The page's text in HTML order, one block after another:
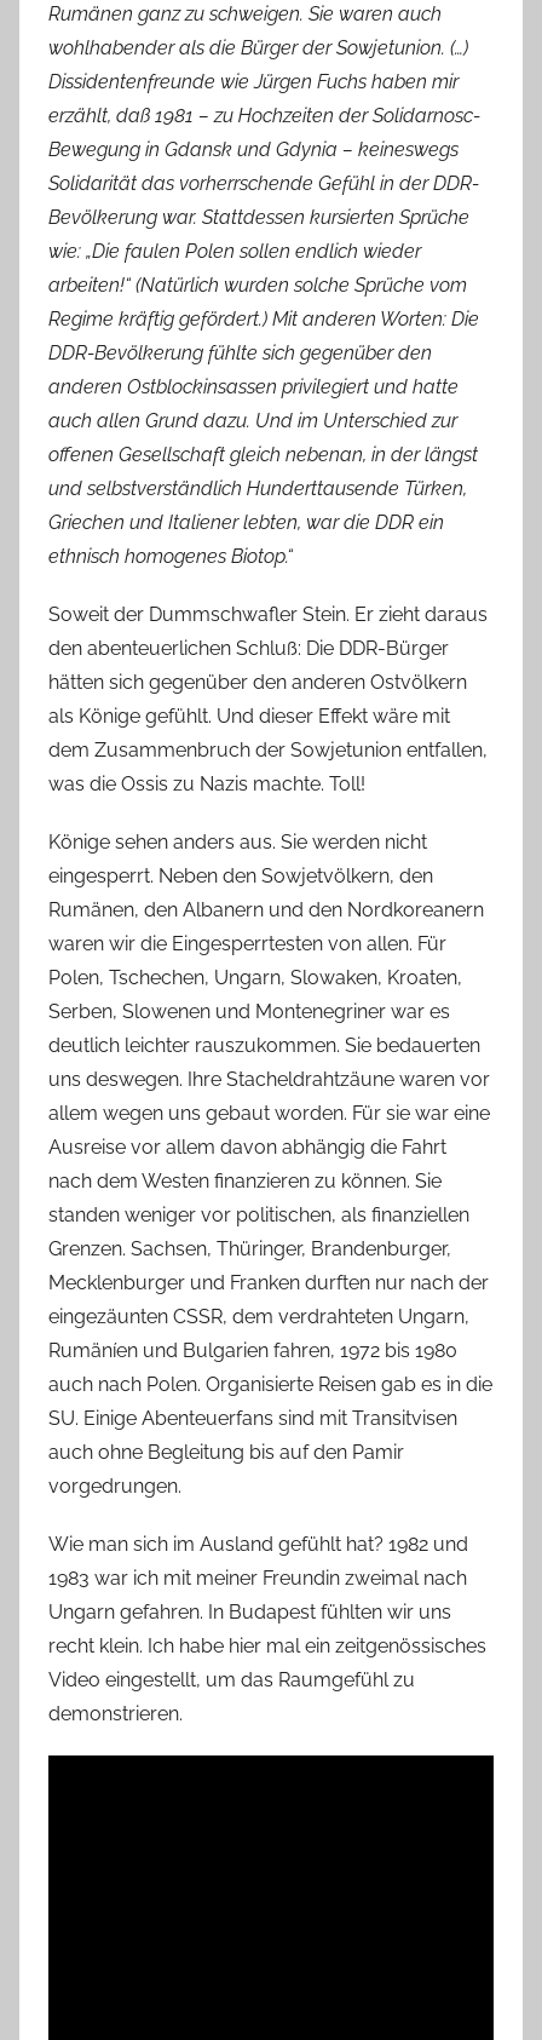
Rumänen ganz zu schweigen. Sie waren auch
wohlhabender als die Bürger der Sowjetunion. (…)
Dissidentenfreunde wie Jürgen Fuchs haben mir
erzählt, daß 1981 – zu Hochzeiten der Solidarnosc-
Bewegung in Gdansk und Gdynia – keineswegs
Solidarität das vorherrschende Gefühl in der DDR-
Bevölkerung war. Stattdessen kursierten Sprüche
wie: „Die faulen Polen sollen endlich wieder
arbeiten!“ (Natürlich wurden solche Sprüche vom
Regime kräftig gefördert.) Mit anderen Worten: Die
DDR-Bevölkerung fühlte sich gegenüber den
anderen Ostblockinsassen privilegiert und hatte
auch allen Grund dazu. Und im Unterschied zur
offenen Gesellschaft gleich nebenan, in der längst
und selbstverständlich Hunderttausende Türken,
Griechen und Italiener lebten, war die DDR ein
ethnisch homogenes Biotop.“
Soweit der Dummschwafler Stein. Er zieht daraus
den abenteuerlichen Schluß: Die DDR-Bürger
hätten sich gegenüber den anderen Ostvölkern
als Könige gefühlt. Und dieser Effekt wäre mit
dem Zusammenbruch der Sowjetunion entfallen,
was die Ossis zu Nazis machte. Toll!
Könige sehen anders aus. Sie werden nicht
eingesperrt. Neben den Sowjetvölkern, den
Rumänen, den Albanern und den Nordkoreanern
waren wir die Eingesperrtesten von allen. Für
Polen, Tschechen, Ungarn, Slowaken, Kroaten,
Serben, Slowenen und Montenegriner war es
deutlich leichter rauszukommen. Sie bedauerten
uns deswegen. Ihre Stacheldrahtzäune waren vor
allem wegen uns gebaut worden. Für sie war eine
Ausreise vor allem davon abhängig die Fahrt
nach dem Westen finanzieren zu können. Sie
standen weniger vor politischen, als finanziellen
Grenzen. Sachsen, Thüringer, Brandenburger,
Mecklenburger und Franken durften nur nach der
eingezäunten CSSR, dem verdrahteten Ungarn,
Rumäníen und Bulgarien fahren, 1972 bis 1980
auch nach Polen. Organisierte Reisen gab es in die
SU. Einige Abenteuerfans sind mit Transitvisen
auch ohne Begleitung bis auf den Pamir
vorgedrungen.
Wie man sich im Ausland gefühlt hat? 1982 und
1983 war ich mit meiner Freundin zweimal nach
Ungarn gefahren. In Budapest fühlten wir uns
recht klein. Ich habe hier mal ein zeitgenössisches
Video eingestellt, um das Raumgefühl zu
demonstrieren.